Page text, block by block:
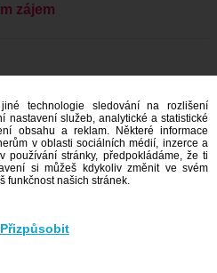
zájem
technologie sledování na rozlišení
nastavení služeb, analytické a statistické
obsahu a reklam. Některé informace
v oblasti sociálních médií, inzerce a
používání stránky, předpokládáme, že ti
si můžeš kdykoliv změnit ve svém
funkčnost našich stránek.
Přizpůsobit